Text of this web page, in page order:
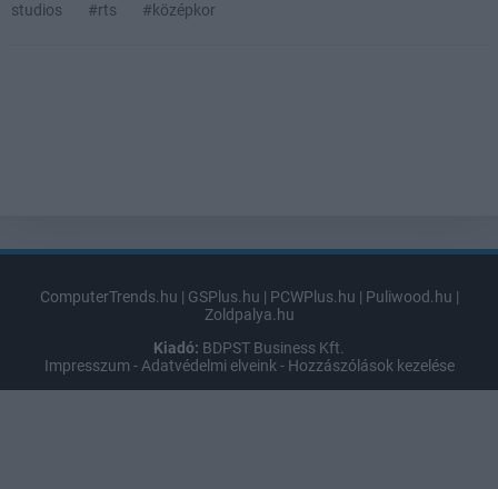
studios
#rts #középkor
ComputerTrends.hu | GSPlus.hu | PCWPlus.hu | Puliwood.hu |
Zoldpalya.hu
Kiadó: BDPST Business Kft.
Impresszum - Adatvédelmi elveink - Hozzászólások kezelése